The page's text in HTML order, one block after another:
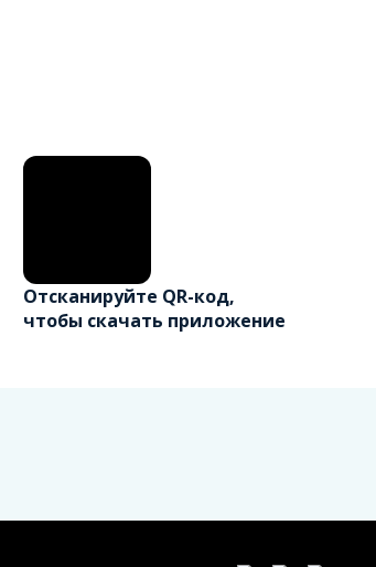
Отсканируйте QR-код,
чтобы скачать приложение